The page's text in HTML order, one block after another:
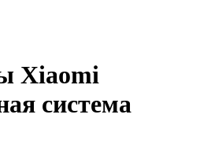
Xiaomi
система